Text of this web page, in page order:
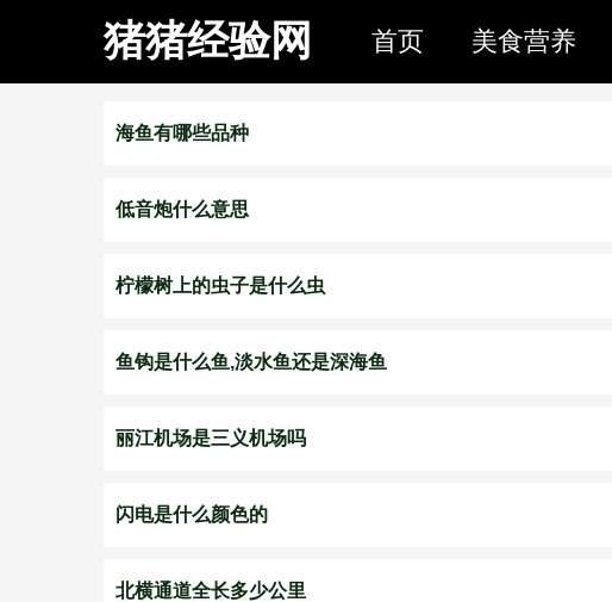
猪猪经验网 首页 美食营养
海鱼有哪些品种
低音炮什么意思
柠檬树上的虫子是什么虫
鱼钩是什么鱼,淡水鱼还是深海鱼
丽江机场是三义机场吗
闪电是什么颜色的
北横通道全长多少公里